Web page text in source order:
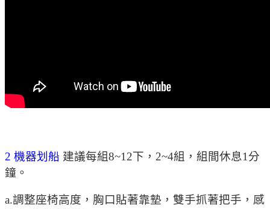
2 機器划船 建議每組8~12下，2~4組，組間休息1分
鐘。
a.調整座椅高度，胸口貼著靠墊，雙手抓著把手，感